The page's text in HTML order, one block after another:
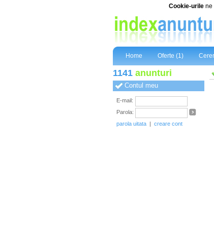
Cookie-urile ne
Home Oferte (1)
1141 anunturi
Contul meu
E-mail:
Parola:
parola uitata | creare cont